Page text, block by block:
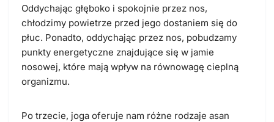
Oddychając głęboko i spokojnie przez nos,
chłodzimy powietrze przed jego dostaniem się do
płuc. Ponadto, oddychając przez nos, pobudzamy
punkty energetyczne znajdujące się w jamie
nosowej, które mają wpływ na równowagę cieplną
organizmu.
Po trzecie, joga oferuje nam różne rodzaje asan